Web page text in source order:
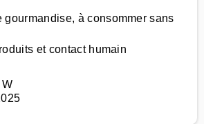
gourmandise, à consommer sans
et contact humain